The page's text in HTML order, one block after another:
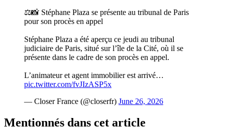
⚖️📸 Stéphane Plaza se présente au tribunal de Paris
pour son procès en appel
Stéphane Plaza a été aperçu ce jeudi au tribunal
judiciaire de Paris, situé sur l’île de la Cité, où il se
présente dans le cadre de son procès en appel.
L’animateur et agent immobilier est arrivé…
pic.twitter.com/fvJIzASP5x
— Closer France (@closerfr) June 26, 2026
Mentionnés dans cet article